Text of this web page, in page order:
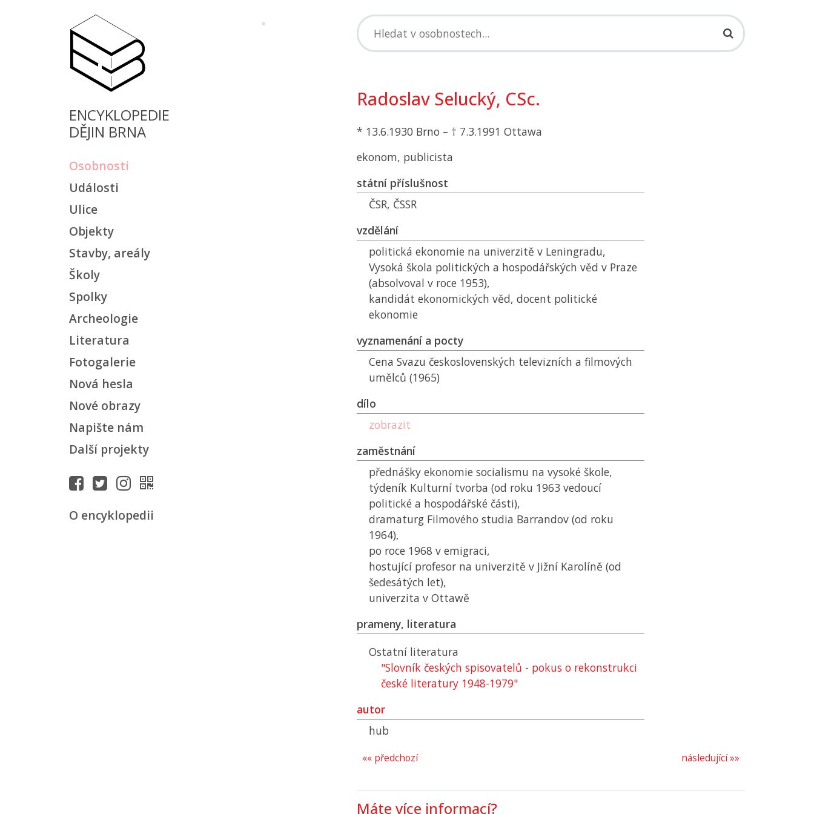
ENCYKLOPEDIE
DĚJIN BRNA
Osobnosti
Události
Ulice
Objekty
Stavby, areály
Školy
Spolky
Archeologie
Literatura
Fotogalerie
Nová hesla
Nové obrazy
Napište nám
Další projekty
O encyklopedii
Radoslav Selucký, CSc.
* 13.6.1930 Brno – † 7.3.1991 Ottawa
ekonom, publicista
státní příslušnost
ČSR, ČSSR
vzdělání
politická ekonomie na univerzitě v Leningradu,
Vysoká škola politických a hospodářských věd v Praze
(absolvoval v roce 1953),
kandidát ekonomických věd, docent politické
ekonomie
vyznamenání a pocty
Cena Svazu československých televizních a filmových
umělců (1965)
dílo
zobrazit
zaměstnání
přednášky ekonomie socialismu na vysoké škole,
týdeník Kulturní tvorba (od roku 1963 vedoucí
politické a hospodářské části),
dramaturg Filmového studia Barrandov (od roku
1964),
po roce 1968 v emigraci,
hostující profesor na univerzitě v Jižní Karolíně (od
šedesátých let),
univerzita v Ottawě
prameny, literatura
Ostatní literatura
"Slovník českých spisovatelů - pokus o rekonstrukci
české literatury 1948-1979"
autor
hub
následující »»
«« předchozí
Máte více informací?